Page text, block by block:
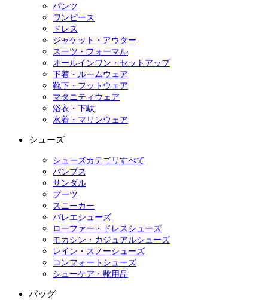
パンツ
ワンピース
ドレス
ジャケット・アウター
スーツ・フォーマル
オールインワン・セットアップ
下着・ルームウェア
靴下・フットウェア
マタニティウェア
浴衣・下駄
水着・マリンウェア
シューズ
シューズカテゴリすべて
パンプス
サンダル
ブーツ
スニーカー
バレエシューズ
ローファー・ドレスシューズ
モカシン・カジュアルシューズ
レイン・スノーシューズ
コンフォートシューズ
シューケア・靴用品
バッグ